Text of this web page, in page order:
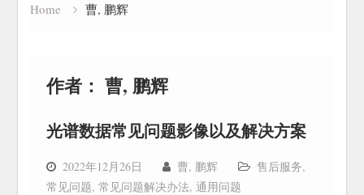
Home 曹, 鹏辉
作者：曹, 鹏辉
光谱数据常见问题影像以及解决方案
2022年12月26日 曹, 鹏辉 售后服务,
常见问题,常见问题解决办法,通用问题